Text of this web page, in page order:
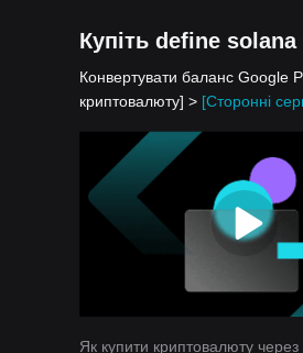
Купіть define
Конвертувати баланс Google
криптовалюту] > [Сторонні
Як купити криптовалюту через